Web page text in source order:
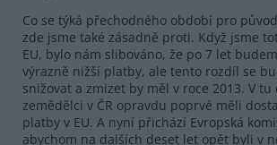
Co se týká přechodného období pro
zde jsme také zásadně proti. Když jsme
EU, bylo nám slibováno, že po 7 let
výrazně nižší platby, ale tento rozdíl se
snižovat a zmizet by měl v roce 2013. V
zemědělci v ČR opravdu poprvé měli
platby v EU. A nyní přichází Evropská
abychom na dalších deset let opět byli v